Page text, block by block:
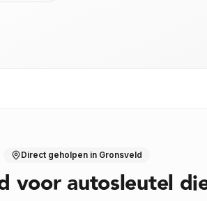
Direct geholpen in Gronsveld
voor autosleutel